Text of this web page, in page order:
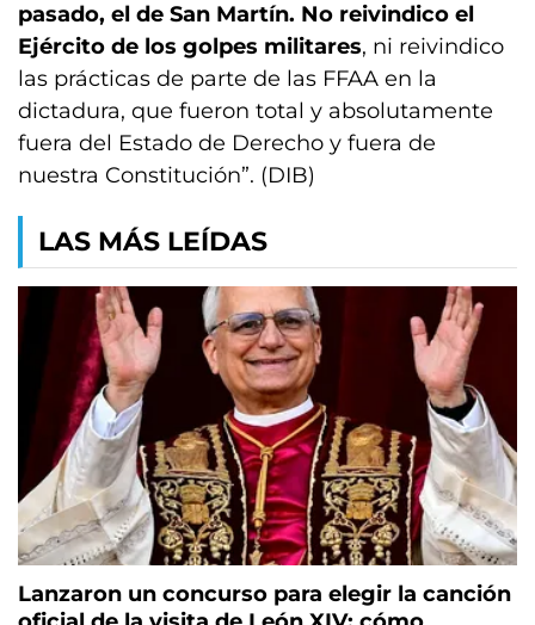
pasado, el de San Martín. No reivindico el
Ejército de los golpes militares, ni reivindico
las prácticas de parte de las FFAA en la
dictadura, que fueron total y absolutamente
fuera del Estado de Derecho y fuera de
nuestra Constitución”. (DIB)
LAS MÁS LEÍDAS
Lanzaron un concurso para elegir la canción